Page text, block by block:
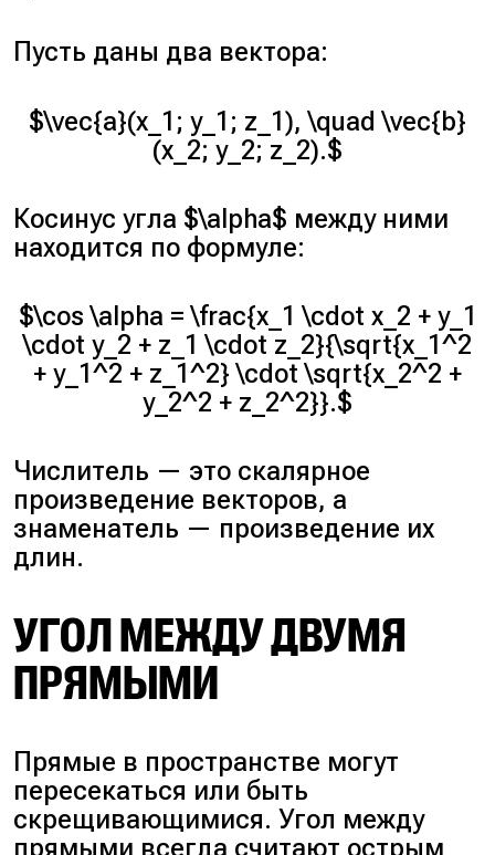
Пусть даны два вектора:
$\vec{a}(x_1; y_1; z_1), \quad \vec{b}
(x_2; y_2; z_2).$
Косинус угла $\alpha$ между ними
находится по формуле:
$\cos \alpha = \frac{x_1 \cdot x_2 + y_1
\cdot y_2 + z_1 \cdot z_2}{\sqrt{x_1^2
+ y_1^2 + z_1^2} \cdot \sqrt{x_2^2 +
y_2^2 + z_2^2}}.$
Числитель — это скалярное
произведение векторов, а
знаменатель — произведение их
длин.
УГОЛ МЕЖДУ ДВУМЯ
ПРЯМЫМИ
Прямые в пространстве могут
пересекаться или быть
скрещивающимися. Угол между
прямыми всегда считают острым